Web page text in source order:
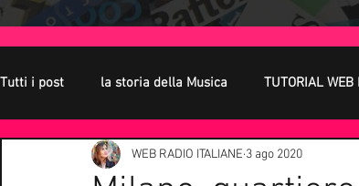
Tutti i post la storia della Musica TUTORIAL WEB
Oroscopo Concerti Live Eventi MUSICA
WEB RADIO ITALIANE 3 ago 2020